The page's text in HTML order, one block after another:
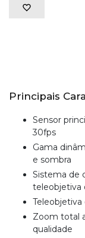
Principais
Sensor
30fps
Gama
e sombra
Sistema de
teleobjetiva
Teleobjetiva
Zoom total
qualidade